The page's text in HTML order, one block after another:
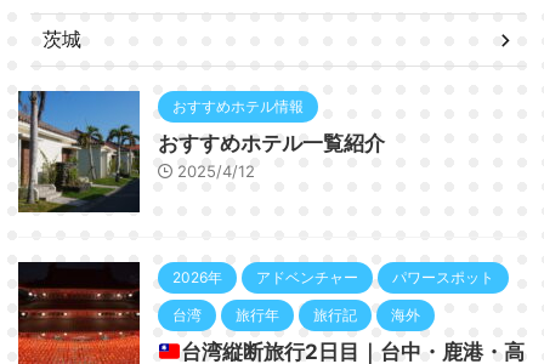
茨城
おすすめホテル情報
おすすめホテル一覧紹介
2025/4/12
2026年 アドベンチャー パワースポット
台湾 旅行年 旅行記 海外
台湾縦断旅行2日目｜台中・鹿港・高